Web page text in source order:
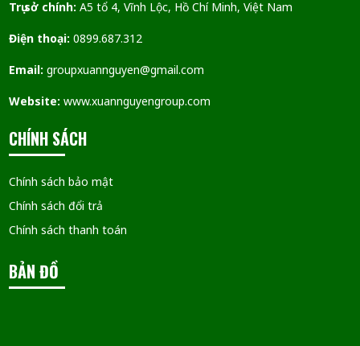
Trụ sở chính: A5 tổ 4, Vĩnh Lộc, Hồ Chí Minh, Việt Nam
Điện thoại: 0899.687.312
Email: groupxuannguyen@gmail.com
Website: www.xuannguyengroup.com
CHÍNH SÁCH
Chính sách bảo mật
Chính sách đổi trả
Chính sách thanh toán
BẢN ĐỒ